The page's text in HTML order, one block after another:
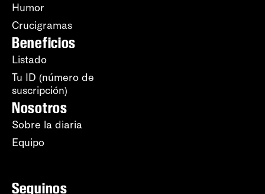
Humor
Crucigramas
Beneficios
Listado
Tu ID (número de
suscripción)
Nosotros
Sobre la diaria
Equipo
Seguinos